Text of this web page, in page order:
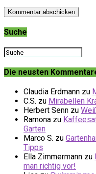
Suche
Die neusten
Claudia Erdmann zu
C.S. zu Mirabellen
Herbert Senn zu
Ramona zu
Garten
Marco S. zu
Tipps
Ella Zimmermann zu
man richtig vor!